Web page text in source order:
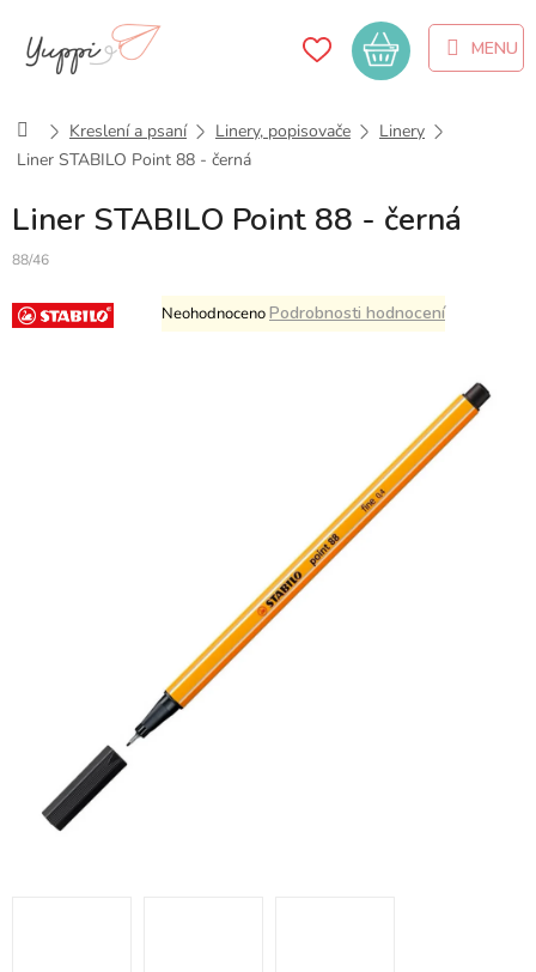
obsah
Nákupní
košík
DomůKreslení a psaní Linery, popisovače
Linery
Liner STABILO Point 88 - černá
Liner STABILO Point 88 - černá
88/46
Průměrné
hodnocení
NeohodnocenoPodrobnosti hodnocení